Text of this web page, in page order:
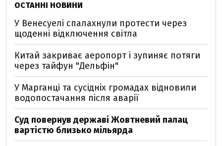
ОСТАННІ НОВИНИ
У Венесуелі спалахнули протести через
щоденні відключення світла
Китай закриває аеропорт і зупиняє потяги
через тайфун "Дельфін"
У Марганці та сусідніх громадах відновили
водопостачання після аварії
Суд повернув державі Жовтневий палац
вартістю близько мільярда